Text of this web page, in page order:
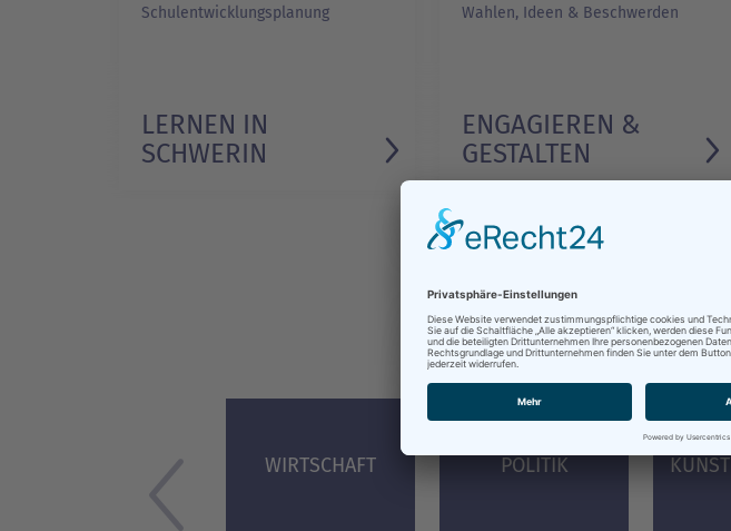
LERNEN IN
SCHWERIN
Schulentwicklungsplanung
ENGAGIEREN &
GESTALTEN
Wahlen, Ideen & Beschwerden
Was Sie sonst
WIRTSCHAFT POLITIK